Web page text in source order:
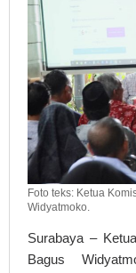
Foto teks: Ketua
Widyatmoko.
Surabaya –
Bagus